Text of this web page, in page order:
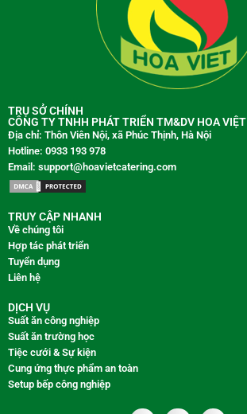
TRỤ SỞ CHÍNH
CÔNG TY TNHH PHÁT TRIỂN TM&DV HOA VIỆT
Địa chỉ: Thôn Viên Nội, xã Phúc Thịnh, Hà Nội
Hotline: 0933 193 978
Email: support@hoavietcatering.com
TRUY CẬP NHANH
Về chúng tôi
Hợp tác phát triển
Tuyển dụng
Liên hệ
DỊCH VỤ
Suất ăn công nghiệp
Suất ăn trường học
Tiệc cưới & Sự kiện
Cung ứng thực phẩm an toàn
Setup bếp công nghiệp